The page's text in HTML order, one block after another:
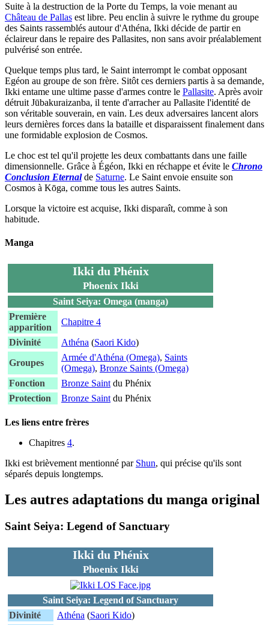
Suite à la destruction de la Porte du Temps, la voie menant au
Château de Pallas est libre. Peu enclin à suivre le rythme du groupe
des Saints rassemblés autour d'Athéna, Ikki décide de partir en
éclaireur dans le repaire des Pallasites, non sans avoir préalablement
pulvérisé son entrée.
Quelque temps plus tard, le Saint interrompt le combat opposant
Egéon au groupe de son frère. Sitôt ces derniers partis à sa demande,
Ikki entame une ultime passe d'armes contre le Pallasite. Après avoir
détruit Jūbakuraizanba, il tente d'arracher au Pallasite l'identité de
son véritable souverain, en vain. Les deux adversaires lancent alors
leurs dernières forces dans la bataille et disparaissent finalement dans
une formidable explosion de Cosmos.
Le choc est tel qu'il projette les deux combattants dans une faille
dimensionnelle. Grâce à Égéon, Ikki en réchappe et évite le Chrono
Conclusion Eternalde Saturne. Le Saint envoie ensuite son
Cosmos à Kōga, comme tous les autres Saints.
Lorsque la victoire est acquise, Ikki disparaît, comme à son
habitude.
Manga
Ikki du Phénix
Phoenix Ikki
Saint Seiya: Omega (manga)
Première
apparition
Chapitre 4
Divinité
Athéna (Saori Kido)
Groupes
Armée d'Athéna (Omega), Saints
(Omega), Bronze Saints (Omega)
Fonction
Bronze Saintdu Phénix
Protection
Bronze Saintdu Phénix
Les liens entre frères
Chapitres 4.
Ikki est brièvement mentionné par Shun, qui précise qu'ils sont
séparés depuis longtemps.
Les autres adaptations du manga original
Saint Seiya: Legend of Sanctuary
Ikki du Phénix
Phoenix Ikki
Saint Seiya: Legend of Sanctuary
Divinité
Athéna (Saori Kido)